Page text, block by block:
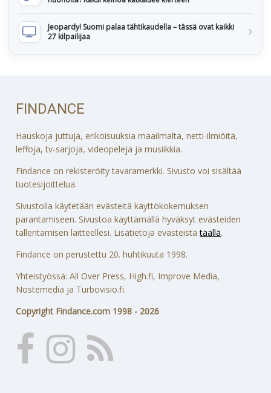
Jeopardy! Suomi palaa tähtikaudella – tässä ovat kaikki
27 kilpailijaa
FINDANCE
Hauskoja juttuja, erikoisuuksia maailmalta, netti-ilmiöitä,
leffoja, tv-sarjoja, videopelejä ja musiikkia.
Findance on rekisteröity tavaramerkki. Sivusto voi sisältää
tuotesijoittelua.
Sivustolla käytetään evästeitä käyttökokemuksen
parantamiseen. Sivustoa käyttämällä hyväksyt evästeiden
tallentamisen laitteellesi. Lisätietoja evästeistätäällä.
Findance on perustettu 20. huhtikuuta 1998.
Yhteistyössä: All Over Press, High.fi, Improve Media,
Nostemedia ja Turbovisio.fi.
Copyright Findance.com 1998 - 2026